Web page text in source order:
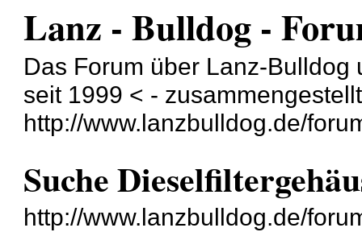
Lanz - Bulldog -
Das Forum über Lanz-
seit 1999 < -
http://www.lanzbulldog.de/
Suche
http://www.lanzbulldog.de/